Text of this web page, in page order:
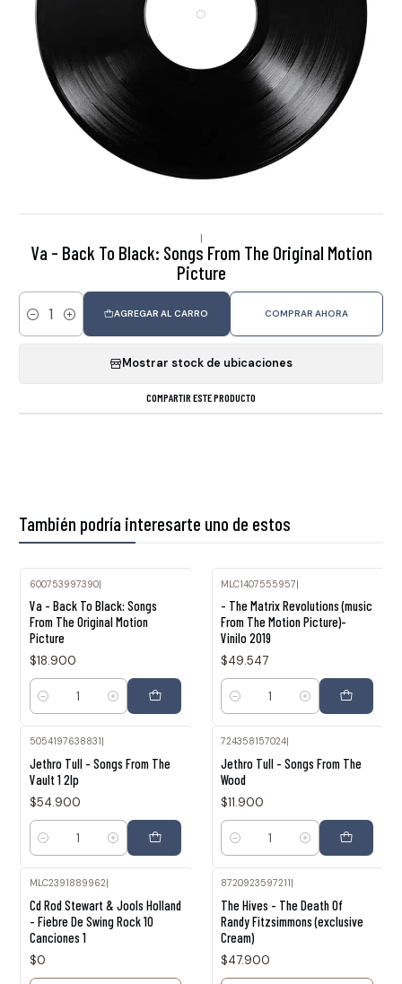
|
Va - Back To Black: Songs From The Original Motion
Picture
Cantidad
AGREGAR AL CARRO COMPRAR AHORA
Mostrar stock de ubicaciones
COMPARTIR ESTE PRODUCTO
También podría interesarte uno de estos
600753997390|
Va - Back To Black: Songs
From The Original Motion
Picture
$18.900
Cantidad
MLC1407555957|
- The Matrix Revolutions (music
From The Motion Picture)-
Vinilo 2019
$49.547
Cantidad
5054197638831
Jethro Tull - Songs From The
Vault 1 2lp
$54.900
Cantidad
724358157024
Jethro Tull - Songs From The
Wood
$11.900
Cantidad
MLC2391889962|
Cd Rod Stewart & Jools Holland
- Fiebre De Swing Rock 10
Canciones 1
$0
8720923597211|
The Hives - The Death Of
Randy Fitzsimmons (exclusive
Cream)
$47.900